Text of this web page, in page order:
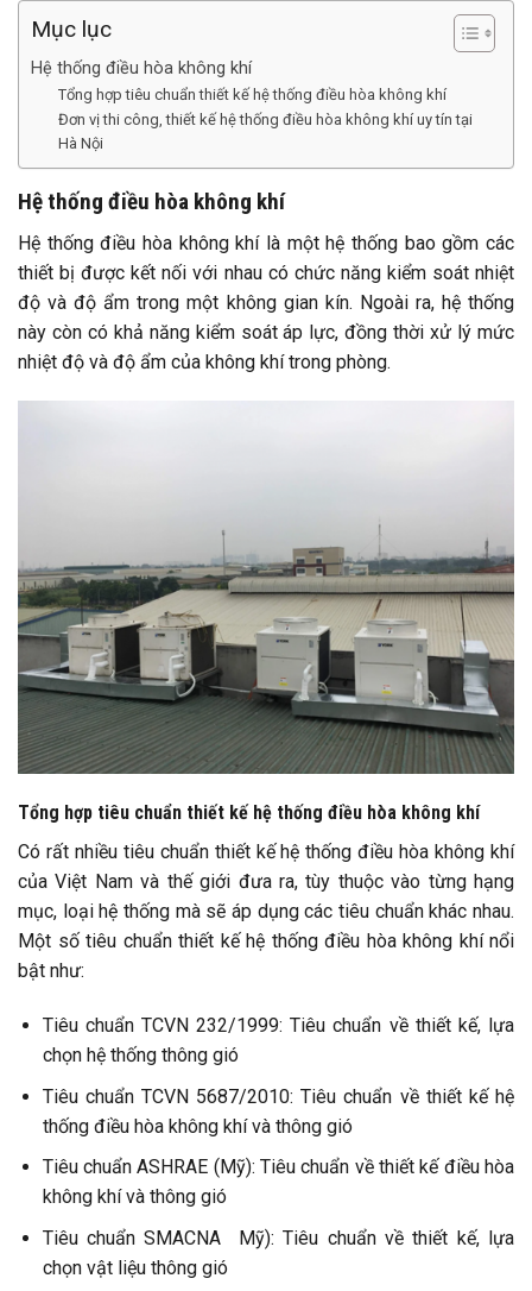
Mục lục
Hệ thống điều hòa không khí
Tổng hợp tiêu chuẩn thiết kế hệ thống điều hòa không khí
Đơn vị thi công, thiết kế hệ thống điều hòa không khí uy tín tại
Hà Nội
Hệ thống điều hòa không khí
Hệ thống điều hòa không khí là một hệ thống bao gồm các
thiết bị được kết nối với nhau có chức năng kiểm soát nhiệt
độ và độ ẩm trong một không gian kín. Ngoài ra, hệ thống
này còn có khả năng kiểm soát áp lực, đồng thời xử lý mức
nhiệt độ và độ ẩm của không khí trong phòng.
Tổng hợp tiêu chuẩn thiết kế hệ thống điều hòa không khí
Có rất nhiều tiêu chuẩn thiết kế hệ thống điều hòa không khí
của Việt Nam và thế giới đưa ra, tùy thuộc vào từng hạng
mục, loại hệ thống mà sẽ áp dụng các tiêu chuẩn khác nhau.
Một số tiêu chuẩn thiết kế hệ thống điều hòa không khí nổi
bật như:
Tiêu chuẩn TCVN 232/1999: Tiêu chuẩn về thiết kế, lựa
chọn hệ thống thông gió
Tiêu chuẩn TCVN 5687/2010: Tiêu chuẩn về thiết kế hệ
thống điều hòa không khí và thông gió
Tiêu chuẩn ASHRAE (Mỹ): Tiêu chuẩn về thiết kế điều hòa
không khí và thông gió
Tiêu chuẩn SMACNA Mỹ): Tiêu chuẩn về thiết kế, lựa
chọn vật liệu thông gió